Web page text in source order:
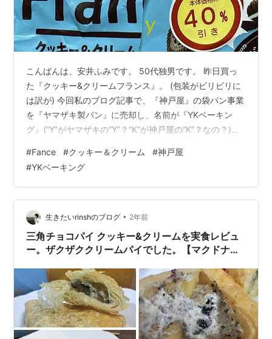
こんばんは、安井ふみです。 50代独男です。 昨日買っ
た『クッキー&クリームフランス』。 (包装がビリビリに
は訳が) 今回私のブログ記事で、『神戸屋』の袋パン事業
を『ヤマザキ製パン』に売却し、名前が『YKベーキン
グ』(“Y”がヤマザキの“Y”？“K”が神戸屋の“K”？なの？)に
思っていたら(たまたま40%引きだったからの理由が大き
い…)、 なんと今日お腹が空き過ぎていて、ブログ記事の
ことなどすっかり忘れ食べてしまっていました。 今回の
ブログ記事タイトル通り『ブログより食い気』です。
『食いしん坊ゆえ』とここでは可愛く言い訳しておきま
す。 思…
#Fance #クッキー＆クリーム #神戸屋
#YKベーキング
生きたいrinshのブログ • 2年前
三角チョコパイ クッキー&クリームを実食レビュ
ー。ザクザククリームパイでした。【マクドナル